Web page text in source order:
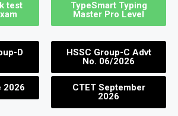
test
TypeSmart Typing
Master Pro Level
D
HSSC Group-C Advt
No. 06/2026
2026
CTET September
2026